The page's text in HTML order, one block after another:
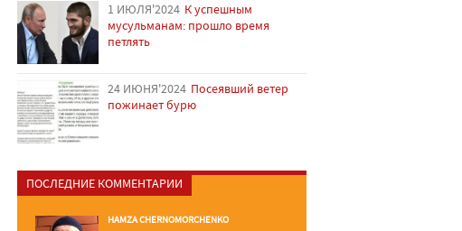
1 ИЮЛЯ'2024 К успешным
мусульманам: прошло время
петлять
24 ИЮНЯ'2024 Посеявший ветер
пожинает бурю
ПОСЛЕДНИЕ КОММЕНТАРИИ
HAMZA CHERNOMORCHENKO